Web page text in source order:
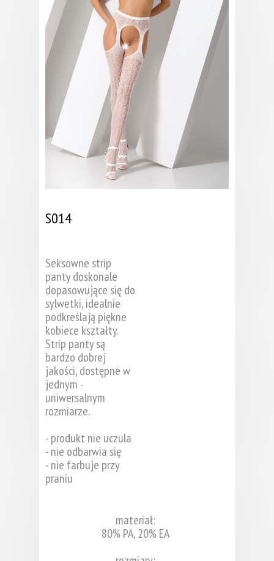
S014
Seksowne strip
panty doskonale
dopasowujące się do
sylwetki, idealnie
podkreślają piękne
kobiece kształty.
Strip panty są
bardzo dobrej
jakości, dostępne w
jednym -
uniwersalnym
rozmiarze.
- produkt nie uczula
- nie odbarwia się
- nie farbuje przy
praniu
materiał:
80% PA, 20% EA